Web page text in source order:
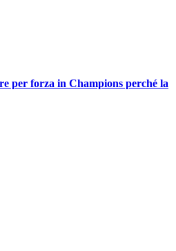
per forza in Champions perché la